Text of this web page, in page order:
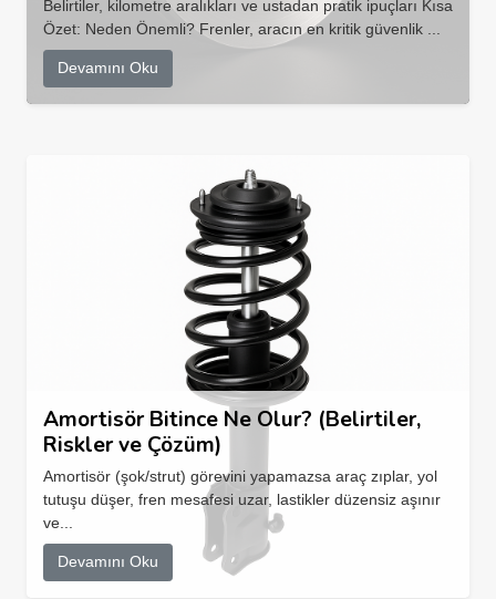
Belirtiler, kilometre aralıkları ve ustadan pratik ipuçları Kısa
Özet: Neden Önemli? Frenler, aracın en kritik güvenlik ...
Devamını Oku
Amortisör Bitince Ne Olur? (Belirtiler,
Riskler ve Çözüm)
Amortisör (şok/strut) görevini yapamazsa araç zıplar, yol
tutuşu düşer, fren mesafesi uzar, lastikler düzensiz aşınır
ve...
Devamını Oku